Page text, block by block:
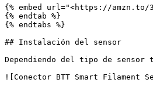
{% embed url="<https://amzn.to/
{% endtab %}
{% endtabs %}
## Instalación del sensor
Dependiendo del tipo de
![Conector BTT Smart Filament